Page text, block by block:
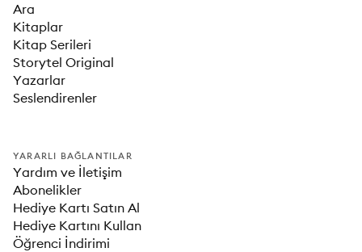
Ara
Kitaplar
Kitap Serileri
Storytel Original
Yazarlar
Seslendirenler
YARARLI BAĞLANTILAR
Yardım ve İletişim
Abonelikler
Hediye Kartı Satın Al
Hediye Kartını Kullan
Öğrenci İndirimi